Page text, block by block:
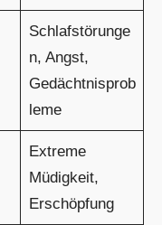
Schlafstörunge
n, Angst,
Gedächtnisprob
leme
Extreme
Müdigkeit,
Erschöpfung